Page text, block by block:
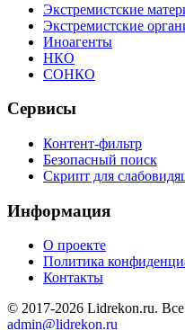
Экстремистские
Экстремистские
Иноагенты
НКО
СОНКО
Сервисы
Контент-фильтр
Безопасный поиск
Скрипт для
Информация
О проекте
Политика
Контакты
© 2017-2026 Lidrekon.ru.
admin@lidrekon.ru